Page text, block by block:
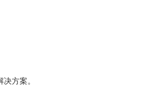
方案。